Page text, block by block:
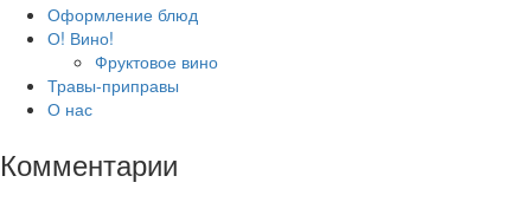
Оформление блюд
О! Вино!
Фруктовое вино
Травы-приправы
О нас
Комментарии